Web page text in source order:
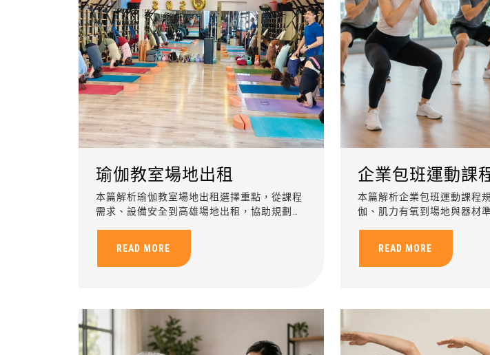
瑜伽教室場地出租
本篇解析瑜伽教室場地出租選擇重點，從課程
需求、設備安全到高雄場地出租，協助規劃瑜
READ MORE
企業包班運動課
本篇解析企業包班運動課程
伽、肌力有氧到場地與器材
READ MORE